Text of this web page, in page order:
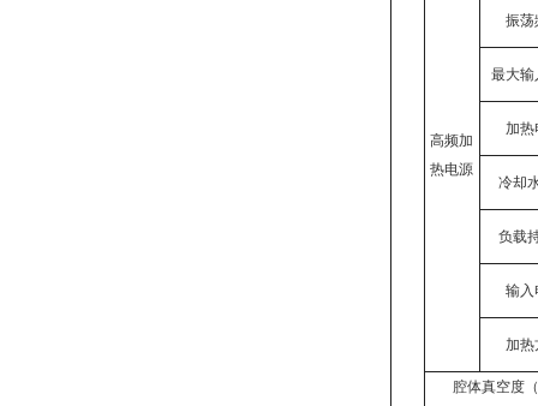
高频加
热电源
振荡
最大输
加热
冷却
负载
输入
加热
腔体真空度